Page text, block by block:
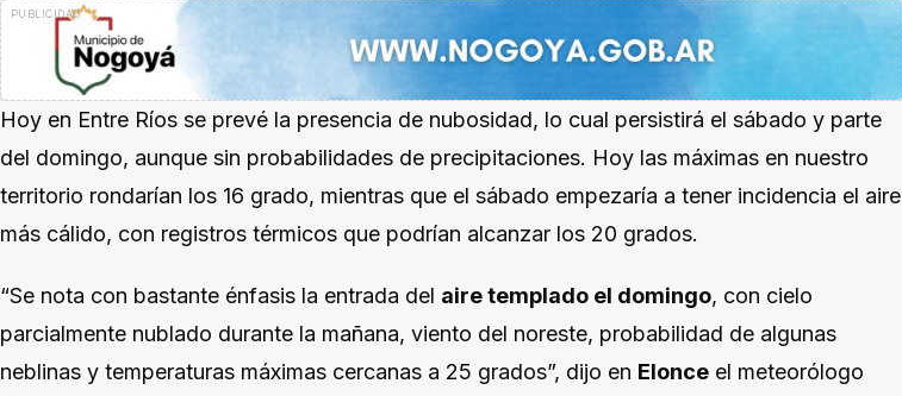
Hoy en Entre Ríos se prevé la presencia de nubosidad, lo cual persistirá el sábado y parte
del domingo, aunque sin probabilidades de precipitaciones. Hoy las máximas en nuestro
territorio rondarían los 16 grado, mientras que el sábado empezaría a tener incidencia el aire
más cálido, con registros térmicos que podrían alcanzar los 20 grados.
“Se nota con bastante énfasis la entrada del aire templado el domingo, con cielo
parcialmente nublado durante la mañana, viento del noreste, probabilidad de algunas
neblinas y temperaturas máximas cercanas a 25 grados”, dijo en Elonce el meteorólogo